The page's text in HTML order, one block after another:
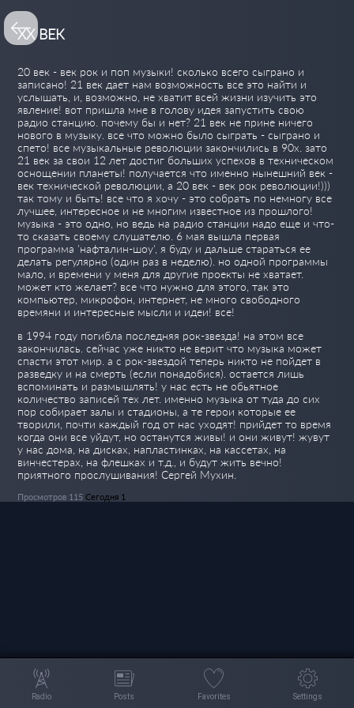
ХХ ВЕК
20 век - век рок и поп музыки! сколько всего сыграно и
записано! 21 век дает нам возможность все это найти и
услышать, и, возможно, не хватит всей жизни изучить это
явление! вот пришла мне в голову идея запустить свою
радио станцию. почему бы и нет? 21 век не прине ничего
нового в музыку. все что можно было сыграть - сыграно и
спето! все музыкальные революции закончились в 90х. зато
21 век за свои 12 лет достиг больших успехов в техническом
оснощении планеты! получается что именно нынешний век -
век технической революции, а 20 век - век рок революции!)))
так тому и быть! все что я хочу - это собрать по немногу все
лучшее, интересное и не многим известное из прошлого!
музыка - это одно, но ведь на радио станции надо еще и что-
то сказать своему слушателю. 6 мая вышла первая
программа 'нафталин-шоу', я буду и дальше стараться ее
делать регулярно (один раз в неделю). но одной программы
мало, и времени у меня для другие проекты не хватает.
может кто желает? все что нужно для этого, так это
компьютер, микрофон, интернет, не много свободного
времяни и интересные мысли и идеи! все!
в 1994 году погибла последняя рок-звезда! на этом все
закончилась. сейчас уже никто не верит что музыка может
спасти этот мир. а с рок-звездой теперь никто не пойдет в
разведку и на смерть (если понадобися). остается лишь
вспоминать и размышлять! у нас есть не обьятное
количество записей тех лет. именно музыка от туда до сих
пор собирает залы и стадионы, а те герои которые ее
творили, почти каждый год от нас уходят! прийдет то время
когда они все уйдут, но останутся живы! и они живут! жувут
у нас дома, на дисках, напластинках, на кассетах, на
винчестерах, на флешках и т.д., и будут жить вечно!
приятного прослушивания! Сергей Мухин.
Просмотров 115 Сегодня 1
Radio Posts Favorites Settings